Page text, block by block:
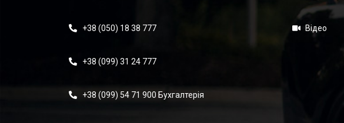
+38 (050) 18 38 777
+38 (099) 31 24 777
+38 (099) 54 71 900 Бухгалтерія
Відео